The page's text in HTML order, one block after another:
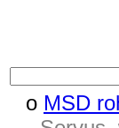
o MSD